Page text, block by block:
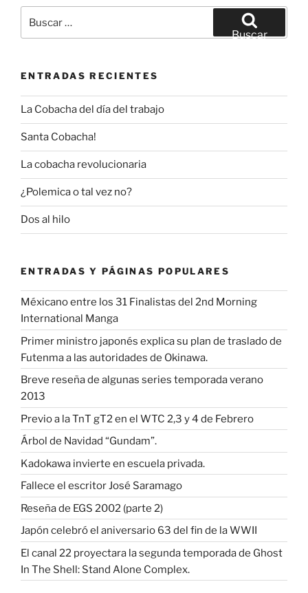
por:
Buscar
ENTRADAS RECIENTES
La Cobacha del día del trabajo
Santa Cobacha!
La cobacha revolucionaria
¿Polemica o tal vez no?
Dos al hilo
ENTRADAS Y PÁGINAS POPULARES
Méxicano entre los 31 Finalistas del 2nd Morning
International Manga
Primer ministro japonés explica su plan de traslado de
Futenma a las autoridades de Okinawa.
Breve reseña de algunas series temporada verano
2013
Previo a la TnT gT2 en el WTC 2,3 y 4 de Febrero
Árbol de Navidad “Gundam”.
Kadokawa invierte en escuela privada.
Fallece el escritor José Saramago
Reseña de EGS 2002 (parte 2)
Japón celebró el aniversario 63 del fin de la WWII
El canal 22 proyectara la segunda temporada de Ghost
In The Shell: Stand Alone Complex.